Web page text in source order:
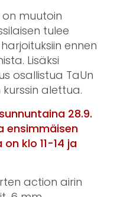
on muutoin
tulee
ennen
Lisäksi
osallistua TaUn
kurssin alettua.
28.9.
ensimmäisen
klo 11-14 ja
action airin